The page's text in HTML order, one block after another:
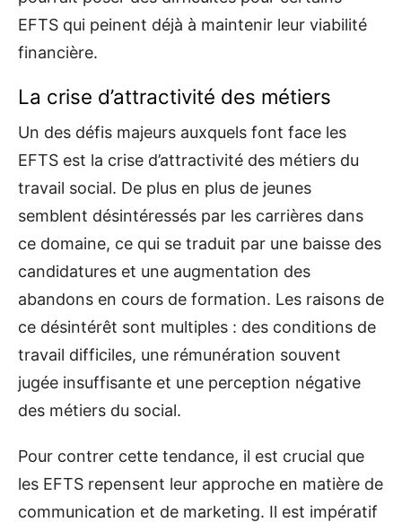
EFTS qui peinent déjà à maintenir leur viabilité
financière.
La crise d’attractivité des métiers
Un des défis majeurs auxquels font face les
EFTS est la crise d’attractivité des métiers du
travail social. De plus en plus de jeunes
semblent désintéressés par les carrières dans
ce domaine, ce qui se traduit par une baisse des
candidatures et une augmentation des
abandons en cours de formation. Les raisons de
ce désintérêt sont multiples : des conditions de
travail difficiles, une rémunération souvent
jugée insuffisante et une perception négative
des métiers du social.
Pour contrer cette tendance, il est crucial que
les EFTS repensent leur approche en matière de
communication et de marketing. Il est impératif